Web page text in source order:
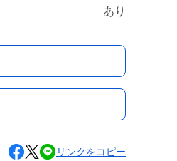
あり
リンクをコピー